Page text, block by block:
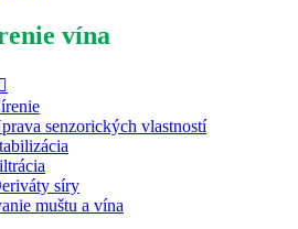
vína
senzorických vlastností
síry
muštu a vína